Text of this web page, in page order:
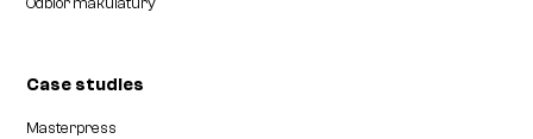
Case studies
Masterpress